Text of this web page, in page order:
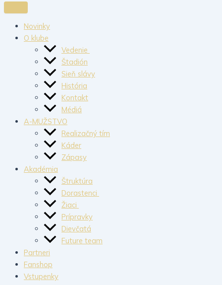
Novinky
O klube
Vedenie
Štadión
Sieň slávy
História
Kontakt
Médiá
A-MUŽSTVO
Realizačný tím
Káder
Zápasy
Akadémia
Štruktúra
Dorastenci
Žiaci
Prípravky
Dievčatá
Future team
Partneri
Fanshop
Vstupenky